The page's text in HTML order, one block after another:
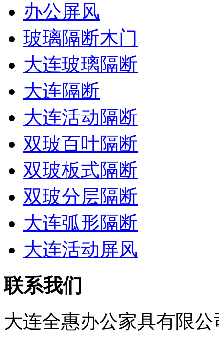
办公屏风
玻璃隔断木门
大连玻璃隔断
大连隔断
大连活动隔断
双玻百叶隔断
双玻板式隔断
双玻分层隔断
大连弧形隔断
大连活动屏风
联系我们
大连全惠办公家具有限公